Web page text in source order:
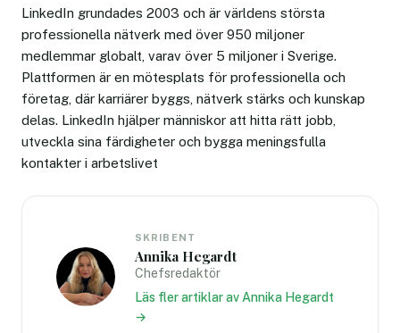
LinkedIn grundades 2003 och är världens största
professionella nätverk med över 950 miljoner
medlemmar globalt, varav över 5 miljoner i Sverige.
Plattformen är en mötesplats för professionella och
företag, där karriärer byggs, nätverk stärks och kunskap
delas. LinkedIn hjälper människor att hitta rätt jobb,
utveckla sina färdigheter och bygga meningsfulla
kontakter i arbetslivet
SKRIBENT
Annika Hegardt
Chefsredaktör
Läs fler artiklar av Annika Hegardt
→